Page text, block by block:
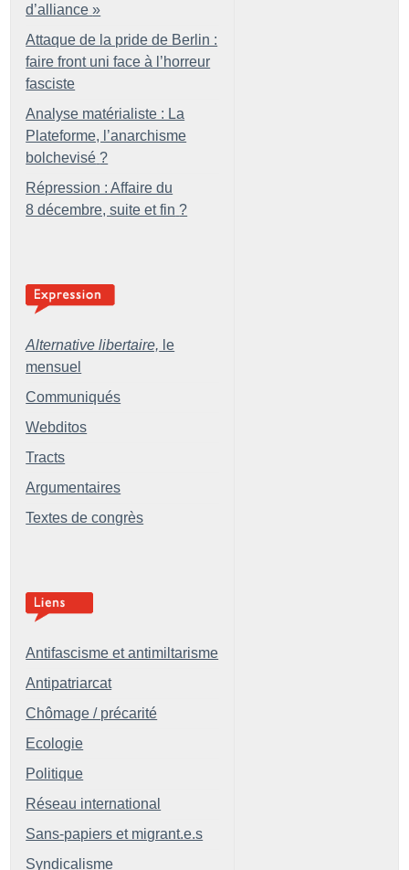
d’alliance »
Attaque de la pride de Berlin :
faire front uni face à l’horreur
fasciste
Analyse matérialiste : La
Plateforme, l’anarchisme
bolchevisé ?
Répression : Affaire du
8 décembre, suite et fin ?
Alternative libertaire, le
mensuel
Communiqués
Webditos
Tracts
Argumentaires
Textes de congrès
Antifascisme et antimiltarisme
Antipatriarcat
Chômage / précarité
Ecologie
Politique
Réseau international
Sans-papiers et migrant.e.s
Syndicalisme